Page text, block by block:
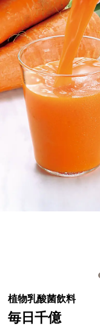
植物乳酸菌飲料
毎日千億